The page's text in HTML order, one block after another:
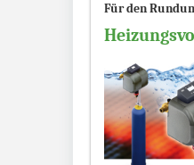
Für den